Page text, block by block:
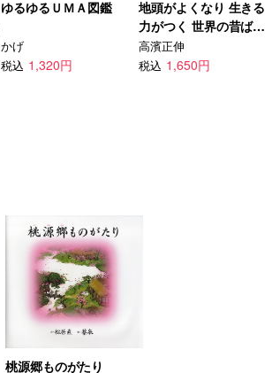
ゆるゆるＵＭＡ図鑑
かげ
税込 1,320円
地頭がよくなり 生きる
力がつく 世界の昔ばな
し25
高濱正伸
税込 1,650円
桃源郷ものがたり